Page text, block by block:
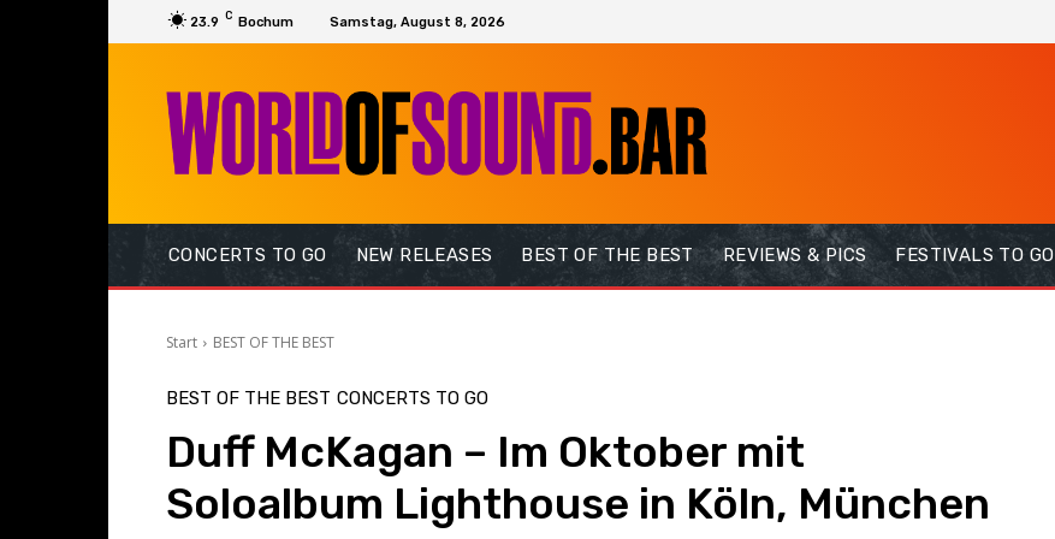
23.9 C Bochum Samstag, August 8, 2026
CONCERTS TO GO NEW RELEASES BEST OF THE BEST REVIEWS & PICS FESTIVALS TO GO
Start BEST OF THE BEST
BEST OF THE BEST CONCERTS TO GO
Duff McKagan – Im Oktober mit
Soloalbum Lighthouse in Köln, München